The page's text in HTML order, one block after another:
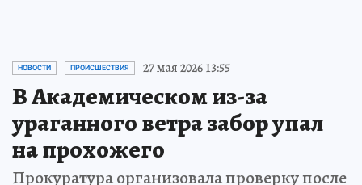
НОВОСТИ ПРОИСШЕСТВИЯ 27 мая 2026 13:55
В Академическом из-за
ураганного ветра забор упал
на прохожего
Прокуратура организовала проверку после